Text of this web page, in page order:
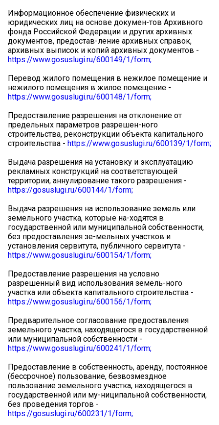
Информационное обеспечение физических и
юридических лиц на основе докумен-тов Архивного
фонда Российской Федерации и других архивных
документов, предостав-ление архивных справок,
архивных выписок и копий архивных документов -
https://www.gosuslugi.ru/600149/1/form;
Перевод жилого помещения в нежилое помещение и
нежилого помещения в жилое помещение -
https://www.gosuslugi.ru/600148/1/form;
Предоставление разрешения на отклонение от
предельных параметров разрешен-ного
строительства, реконструкции объекта капитального
строительства - https://www.gosuslugi.ru/600139/1/form;
Выдача разрешения на установку и эксплуатацию
рекламных конструкций на соответствующей
территории, аннулирование такого разрешения -
https://gosuslugi.ru/600144/1/form;
Выдача разрешения на использование земель или
земельного участка, которые на-ходятся в
государственной или муниципальной собственности,
без предоставления зе-мельных участков и
установления сервитута, публичного сервитута -
https://www.gosuslugi.ru/600154/1/form;
Предоставление разрешения на условно
разрешенный вид использования земель-ного
участка или объекта капитального строительства -
https://www.gosuslugi.ru/600156/1/form;
Предварительное согласование предоставления
земельного участка, находящегося в государственной
или муниципальной собственности -
https://www.gosuslugi.ru/600241/1/form;
Предоставление в собственность, аренду, постоянное
(бессрочное) пользование, безвозмездное
пользование земельного участка, находящегося в
государственной или му-ниципальной собственности,
без проведения торгов -
https://gosuslugi.ru/600231/1/form;